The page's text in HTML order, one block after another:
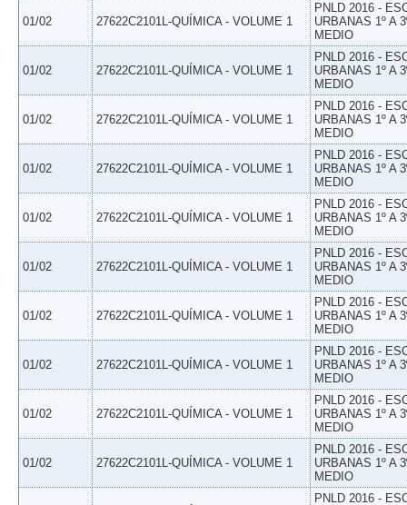
01/02 27622C2101L-QUÍMICA - VOLUME 1
PNLD 2016 -
URBANAS 1º A
MEDIO
01/02 27622C2101L-QUÍMICA - VOLUME 1
PNLD 2016 -
URBANAS 1º A
MEDIO
01/02 27622C2101L-QUÍMICA - VOLUME 1
PNLD 2016 -
URBANAS 1º A
MEDIO
01/02 27622C2101L-QUÍMICA - VOLUME 1
PNLD 2016 -
URBANAS 1º A
MEDIO
01/02 27622C2101L-QUÍMICA - VOLUME 1
PNLD 2016 -
URBANAS 1º A
MEDIO
01/02 27622C2101L-QUÍMICA - VOLUME 1
PNLD 2016 -
URBANAS 1º A
MEDIO
01/02 27622C2101L-QUÍMICA - VOLUME 1
PNLD 2016 -
URBANAS 1º A
MEDIO
01/02 27622C2101L-QUÍMICA - VOLUME 1
PNLD 2016 -
URBANAS 1º A
MEDIO
01/02 27622C2101L-QUÍMICA - VOLUME 1
PNLD 2016 -
URBANAS 1º A
MEDIO
01/02 27622C2101L-QUÍMICA - VOLUME 1
PNLD 2016 -
URBANAS 1º A
MEDIO
PNLD 2016 -